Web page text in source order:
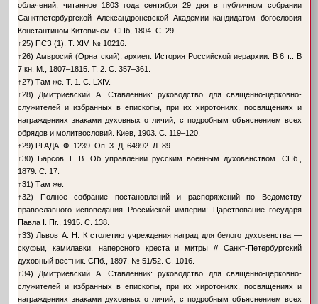
облачений, читанное 1803 года сентября 29 дня в публичном собрании
Санктпетербургской Александроневской Академии кандидатом богословия
Константином Китовичем. СПб, 1804. С. 29.
↑25) ПСЗ (1). Т. XIV. № 10216.
↑26) Амвросий (Орнатский), архиеп. История Российской иерархии. В 6 т.: В
7 кн. М., 1807–1815. Т. 2. С. 357–361.
↑27) Там же. Т. 1. С. LXIV.
↑28) Дмитриевский А. Ставленник: руководство для священно-церковно-
служителей и избранных в епископы, при их хиротониях, посвящениях и
награждениях знаками духовных отличий, с подробным объяснением всех
обрядов и молитвословий. Киев, 1903. С. 119–120.
↑29) РГАДА. Ф. 1239. Оп. 3. Д. 64992. Л. 89.
↑30) Барсов Т. В. Об управлении русским военным духовенством. СПб.,
1879. С. 17.
↑31) Там же.
↑32) Полное собрание постановлений и распоряжений по Ведомству
православного исповедания Российской империи: Царствование государя
Павла I. Пг., 1915. С. 138.
↑33) Львов А. Н. К столетию учреждения наград для белого духовенства —
скуфьи, камилавки, наперсного креста и митры // Санкт-Петербургский
духовный вестник. СПб., 1897. № 51/52. С. 1016.
↑34) Дмитриевский А. Ставленник: руководство для священно-церковно-
служителей и избранных в епископы, при их хиротониях, посвящениях и
награждениях знаками духовных отличий, с подробным объяснением всех